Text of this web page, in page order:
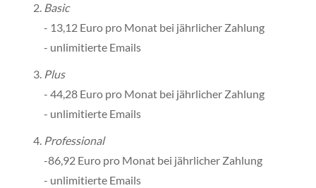
Basic
- 13,12 Euro pro Monat bei jährlicher Zahlung
- unlimitierte Emails
Plus
- 44,28 Euro pro Monat bei jährlicher Zahlung
- unlimitierte Emails
Professional
-86,92 Euro pro Monat bei jährlicher Zahlung
- unlimitierte Emails